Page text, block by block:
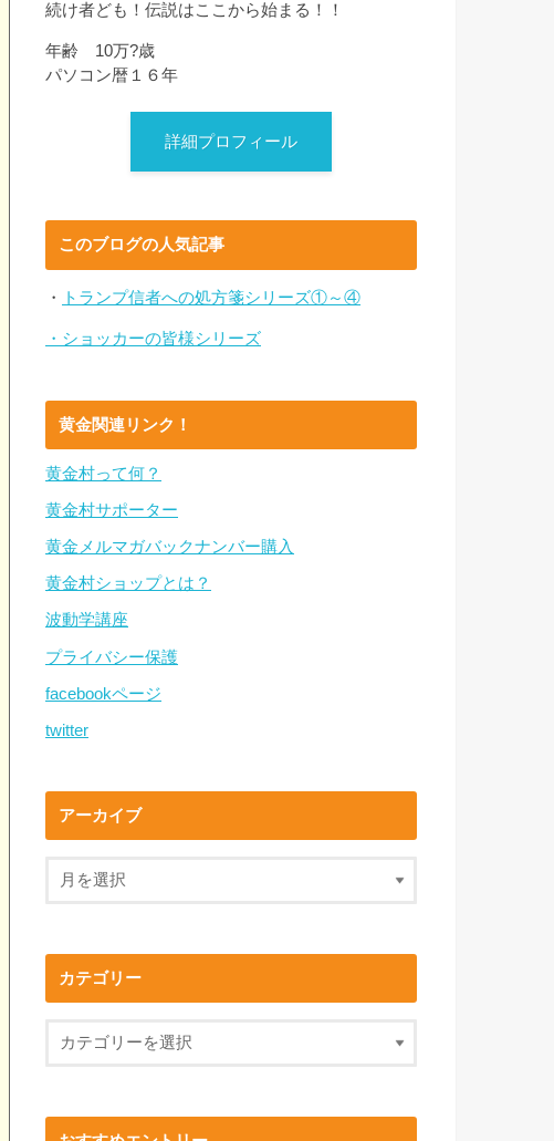
続け者ども！伝説はここから始まる！！
年齢 10万?歳
パソコン暦１６年
詳細プロフィール
このブログの人気記事
・ トランプ信者への処方箋シリーズ①～④
・ショッカーの皆様シリーズ
黄金関連リンク！
黄金村って何？
黄金村サポーター
黄金メルマガバックナンバー購入
黄金村ショップとは？
波動学講座
プライバシー保護
facebookページ
twitter
アーカイブ
カテゴリー